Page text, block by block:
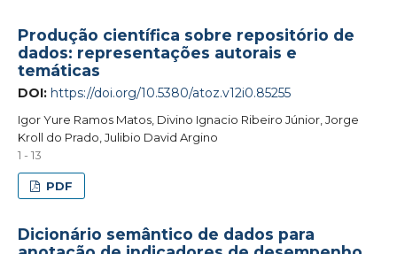
Produção científica sobre repositório de
dados: representações autorais e
temáticas
DOI: https://doi.org/10.5380/atoz.v12i0.85255
Igor Yure Ramos Matos, Divino Ignacio Ribeiro Júnior, Jorge
Kroll do Prado, Julibio David Argino
1 - 13
PDF
Dicionário semântico de dados para